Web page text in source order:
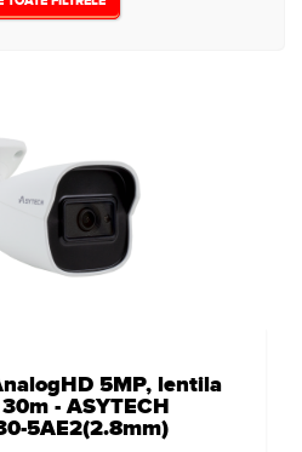
5MP, lentila
- ASYTECH
5AE2(2.8mm)